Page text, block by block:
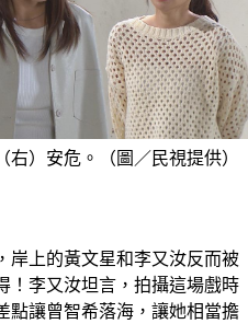
右）安危。（圖／民視提供）
岸上的黃文星和李又汝反而被
！李又汝坦言，拍攝這場戲時
點讓曾智希落海，讓她相當擔